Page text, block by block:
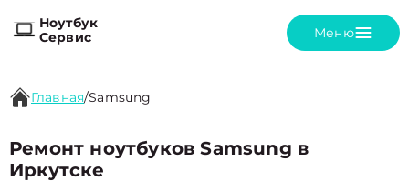
Ноутбук
Сервис
Меню
Главная/Samsung
Ремонт ноутбуков Samsung в
Иркутске